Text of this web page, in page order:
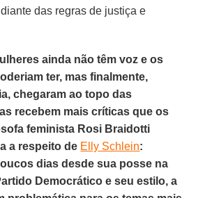
das regras de justiça e
ainda não têm voz e os
ter, mas finalmente,
chegaram ao topo das
recebem mais críticas que os
feminista Rosi Braidotti
a respeito de Elly Schlein:
dias desde sua posse na
Democrático e seu estilo, a